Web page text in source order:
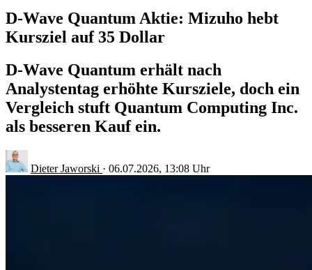
D-Wave Quantum Aktie: Mizuho hebt
Kursziel auf 35 Dollar
D-Wave Quantum erhält nach
Analystentag erhöhte Kursziele, doch ein
Vergleich stuft Quantum Computing Inc.
als besseren Kauf ein.
Dieter Jaworski · 06.07.2026, 13:08 Uhr